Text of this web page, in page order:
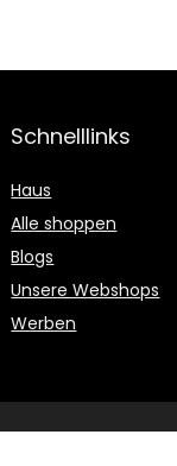
Schnelllinks
Haus
Alle shoppen
Blogs
Unsere Webshops
Werben